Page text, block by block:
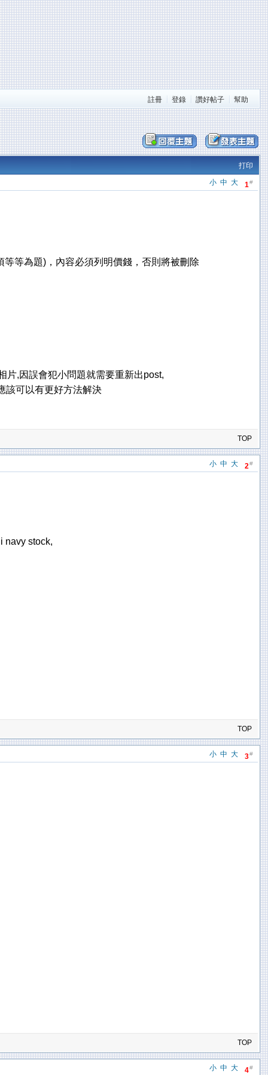
註冊 登錄 讚好帖子 幫助
打印
1#
大
中
小
等為題)，內容必須列明價錢，否則將被刪除
片,因誤會犯小問題就需要重新出post,
該可以有更好方法解決
TOP
2#
大
中
小
navy stock,
TOP
3#
大
中
小
TOP
4#
大
中
小